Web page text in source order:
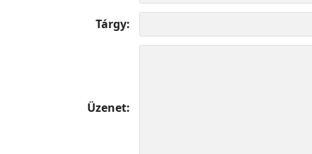
Tárgy
Üzenet